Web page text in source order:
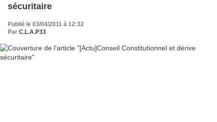
sécuritaire
Publié le 03/04/2011 à 12:32
Par C.L.A.P33